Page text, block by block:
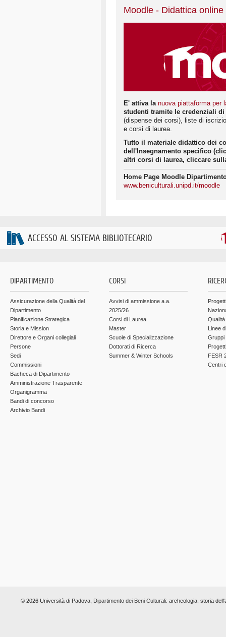
Moodle - Didattica online
E' attiva la nuova piattaforma per
studenti tramite le credenziali
(dispense dei corsi), liste di
e corsi di laurea.
Tutto il materiale didattico dei
dell'Insegnamento specifico
altri corsi di laurea, cliccare
Home Page Moodle
www.beniculturali.unipd.it/moodle
ACCESSO AL SISTEMA BIBLIOTECARIO
DIPARTIMENTO
Assicurazione della Qualità del
Dipartimento
Pianificazione Strategica
Storia e Mission
Direttore e Organi collegiali
Persone
Sedi
Commissioni
Bacheca di Dipartimento
Amministrazione Trasparente
Organigramma
Bandi di concorso
Archivio Bandi
CORSI
Avvisi di ammissione a.a.
2025/26
Corsi di Laurea
Master
Scuole di Specializzazione
Dottorati di Ricerca
Summer & Winter Schools
Linee
Gruppi
FESR
Centri
© 2026 Università di Padova, Dipartimento dei Beni Culturali: archeologia, storia